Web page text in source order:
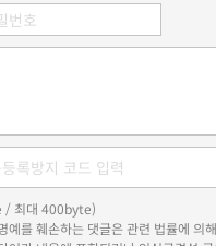
/ 최대 400byte)
를 훼손하는 댓글은 관련 법률에 의